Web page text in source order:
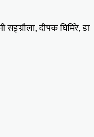
दीपक घिमिरे, डा